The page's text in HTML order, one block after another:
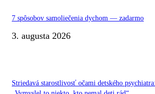
7 spôsobov samoliečenia dychom — zadarmo
3. augusta 2026
Striedavá starostlivosť očami detského